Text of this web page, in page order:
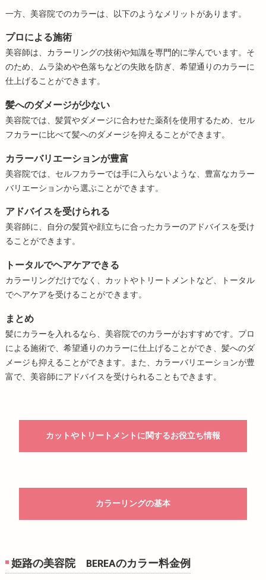
一方、美容院でのカラーは、以下のようなメリットがあります。
プロによる施術
美容師は、カラーリングの技術や知識を専門的に学んでいます。そ
のため、ムラ染めや色落ちなどの失敗を防ぎ、希望通りのカラーに
仕上げることができます。
髪へのダメージが少ない
美容院では、髪質やダメージに合わせた薬剤を使用するため、セル
フカラーに比べて髪へのダメージを抑えることができます。
カラーバリエーションが豊富
美容院では、セルフカラーでは手に入らないような、豊富なカラー
バリエーションから選ぶことができます。
アドバイスを受けられる
美容師に、自分の髪質や顔立ちに合ったカラーのアドバイスを受け
ることができます。
トータルでヘアケアできる
カラーリングだけでなく、カットやトリートメントなど、トータル
でヘアケアを受けることができます。
まとめ
髪にカラーを入れるなら、美容院でのカラーがおすすめです。プロ
による施術で、希望通りのカラーに仕上げることができ、髪へのダ
メージも抑えることができます。また、カラーバリエーションが豊
富で、美容師にアドバイスを受けられることもできます。
カットやトリートメントに関するお役立ち情報
カラーリングの基本
姫路の美容院 BEREAのカラー料金例